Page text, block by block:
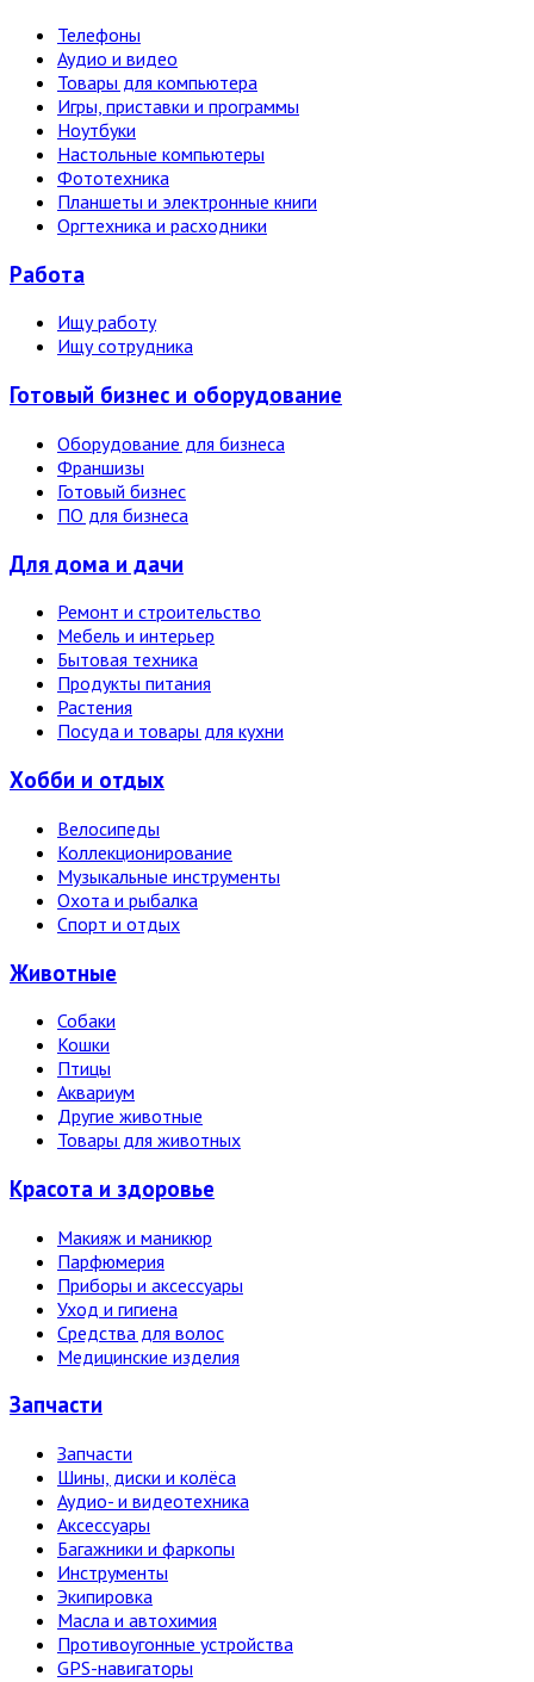
Телефоны
Аудио и видео
Товары для компьютера
Игры, приставки и программы
Ноутбуки
Настольные компьютеры
Фототехника
Планшеты и электронные книги
Оргтехника и расходники
Работа
Ищу работу
Ищу сотрудника
Готовый бизнес и оборудование
Оборудование для бизнеса
Франшизы
Готовый бизнес
ПО для бизнеса
Для дома и дачи
Ремонт и строительство
Мебель и интерьер
Бытовая техника
Продукты питания
Растения
Посуда и товары для кухни
Хобби и отдых
Велосипеды
Коллекционирование
Музыкальные инструменты
Охота и рыбалка
Спорт и отдых
Животные
Собаки
Кошки
Птицы
Аквариум
Другие животные
Товары для животных
Красота и здоровье
Макияж и маникюр
Парфюмерия
Приборы и аксессуары
Уход и гигиена
Средства для волос
Медицинские изделия
Запчасти
Запчасти
Шины, диски и колёса
Аудио- и видеотехника
Аксессуары
Багажники и фаркопы
Инструменты
Экипировка
Масла и автохимия
Противоугонные устройства
GPS-навигаторы